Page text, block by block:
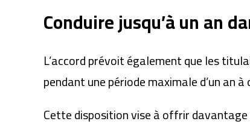
Conduire jusqu’à un an
L’accord prévoit également que les
pendant une période maximale d’un an
Cette disposition vise à offrir